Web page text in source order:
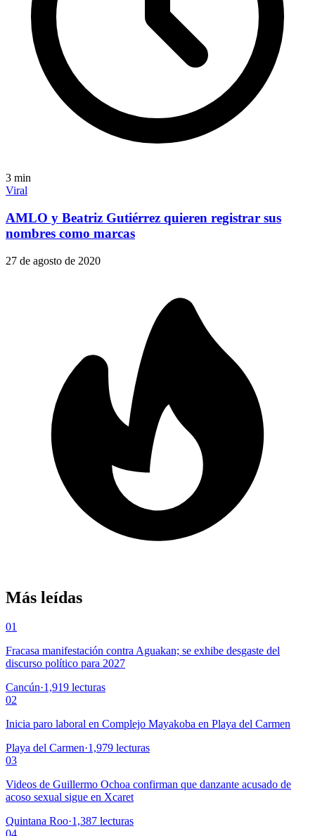
3 min
Viral
AMLO y Beatriz Gutiérrez quieren registrar sus
nombres como marcas
27 de agosto de 2020
Más leídas
01
Fracasa manifestación contra Aguakan; se exhibe desgaste del
discurso político para 2027
Cancún·1,919 lecturas
02
Inicia paro laboral en Complejo Mayakoba en Playa del Carmen
Playa del Carmen·1,979 lecturas
03
Videos de Guillermo Ochoa confirman que danzante acusado de
acoso sexual sigue en Xcaret
Quintana Roo·1,387 lecturas